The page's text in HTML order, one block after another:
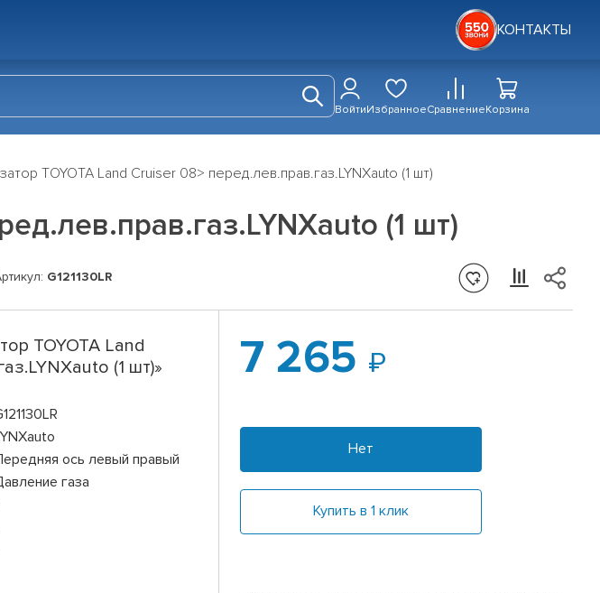
КОНТАКТЫ
ВойтиИзбранноеСравнениеКорзина
TOYOTA Land Cruiser 08> перед.лев.прав.газ.LYNXauto (1 шт)
(1 шт)
G121130LR
TOYOTA Land
(1 шт)»
ось левый правый
газа
7 265
Нет
Купить в 1 клик